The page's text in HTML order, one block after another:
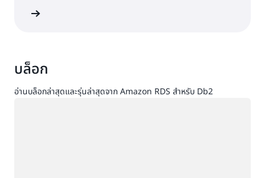
บล็อก
อ่านบล็อกล่าสุดและรุ่นล่าสุดจาก Amazon RDS สำหรับ Db2